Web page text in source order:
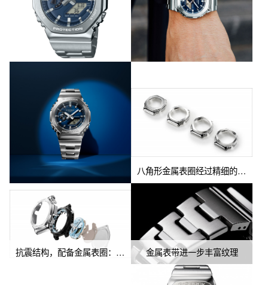
除了海军蓝和经典的银色外，还有天蓝色、橙色和莱姆绿等多种配
色可供选择。手表还配备了高亮度双重LED照明，确保在黑暗中方
便读取时间。
八角形金属表圈经过精细的锻造、切割和抛光工艺成型，各部位分别采用拉丝与镜面抛光处理，提升质感。
抗震结构，配备金属表圈：兼具力量与美感 金属表带进一步丰富纹理